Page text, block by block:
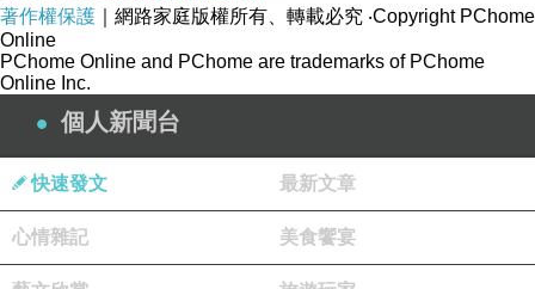
著作權保護 ｜網路家庭版權所有、轉載必究 ‧Copyright PChome
Online
PChome Online and PChome are trademarks of PChome
Online Inc.
個人新聞台
快速發文 最新文章
心情雜記 美食饗宴